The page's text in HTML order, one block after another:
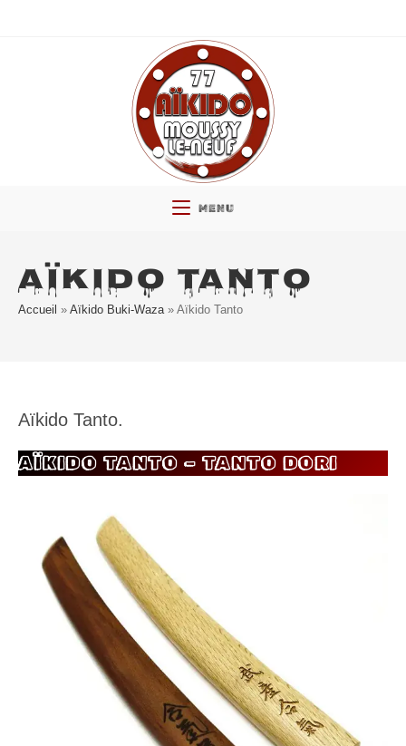
MENU
AÏKIDO TANTO
Accueil » Aïkido Buki-Waza » Aïkido Tanto
Aïkido Tanto.
AÏKIDO TANTO – TANTO DORI